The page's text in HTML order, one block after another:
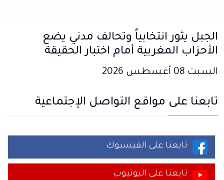
الجبل يثور انتخابياً وتحالف مدني يضع
الأحزاب المغربية أمام اختبار الحقيقة
السبت 08 أغسطس 2026
تابعنا على مواقع التواصل الإجتماعية
تابعنا على الفيسبوك
تابعنا على اليوتيوب